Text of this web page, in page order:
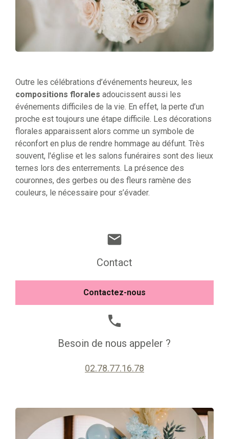
Outre les célébrations d’événements heureux, les
compositions florales adoucissent aussi les
événements difficiles de la vie. En effet, la perte d’un
proche est toujours une étape difficile. Les décorations
florales apparaissent alors comme un symbole de
réconfort en plus de rendre hommage au défunt. Très
souvent, l'église et les salons funéraires sont des lieux
ternes lors des enterrements. La présence des
couronnes, des gerbes ou des fleurs ramène des
couleurs, le nécessaire pour s’évader.
mail
Contact
Contactez-nous
phone
Besoin de nous appeler ?
02.78.77.16.78